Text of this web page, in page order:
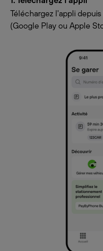
Téléchargez l'appli
(Google Play ou Apple